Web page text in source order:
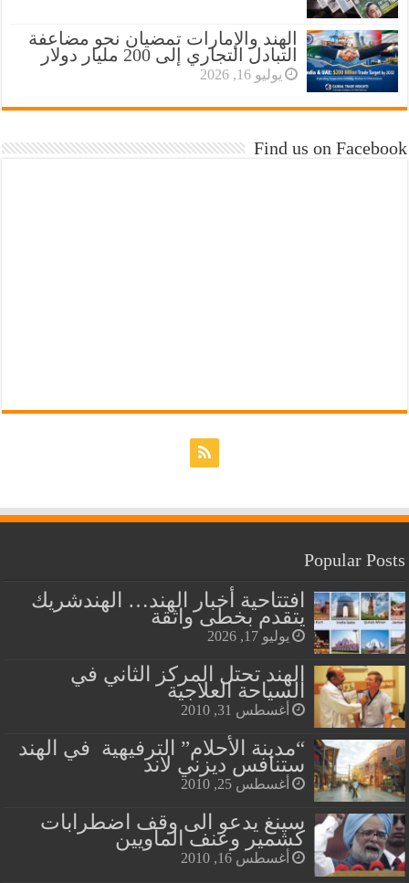
الهند والإمارات تمضيان نحو مضاعفة
التبادل التجاري إلى 200 مليار دولار
يوليو 16, 2026
Find us on Facebook
Popular Posts
افتتاحية أخبار الهند… الهندشريك
يتقدم بخطى واثقة
يوليو 17, 2026
الهند تحتل المركز الثاني في
السياحة العلاجية
أغسطس 31, 2010
“مدينة الأحلام” الترفيهية في الهند
ستنافس ديزني لاند
أغسطس 25, 2010
سينغ يدعو الى وقف اضطرابات
كشمير وعنف الماويين
أغسطس 16, 2010